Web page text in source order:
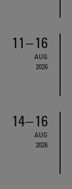
11–16
AUG
2026
14–16
AUG
2026